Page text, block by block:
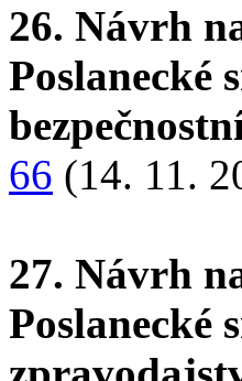
26. Návrh
Poslanecké
66 (14. 11.
27. Návrh
Poslanecké